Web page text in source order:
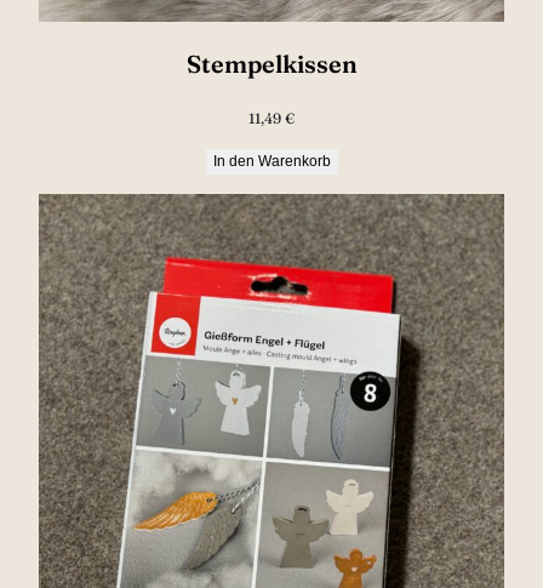
Stempelkissen
11,49 €
In den Warenkorb